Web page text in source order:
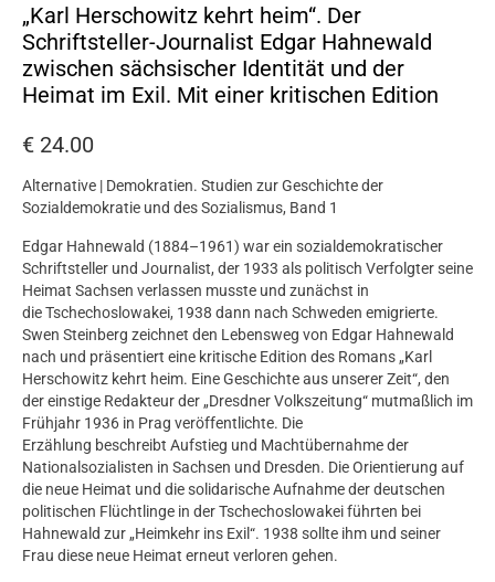
„Karl Herschowitz kehrt heim“. Der
Schriftsteller-Journalist Edgar Hahnewald
zwischen sächsischer Identität und der
Heimat im Exil. Mit einer kritischen Edition
€ 24.00
Alternative | Demokratien. Studien zur Geschichte der
Sozialdemokratie und des Sozialismus, Band 1
Edgar Hahnewald (1884–1961) war ein sozialdemokratischer
Schriftsteller und Journalist, der 1933 als politisch Verfolgter seine
Heimat Sachsen verlassen musste und zunächst in
die Tschechoslowakei, 1938 dann nach Schweden emigrierte.
Swen Steinberg zeichnet den Lebensweg von Edgar Hahnewald
nach und präsentiert eine kritische Edition des Romans „Karl
Herschowitz kehrt heim. Eine Geschichte aus unserer Zeit“, den
der einstige Redakteur der „Dresdner Volkszeitung“ mutmaßlich im
Frühjahr 1936 in Prag veröffentlichte. Die
Erzählung beschreibt Aufstieg und Machtübernahme der
Nationalsozialisten in Sachsen und Dresden. Die Orientierung auf
die neue Heimat und die solidarische Aufnahme der deutschen
politischen Flüchtlinge in der Tschechoslowakei führten bei
Hahnewald zur „Heimkehr ins Exil“. 1938 sollte ihm und seiner
Frau diese neue Heimat erneut verloren gehen.